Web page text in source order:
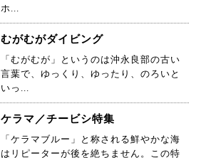
ホ...
むがむがダイビング
「むがむが」というのは沖永良部の古い
言葉で、ゆっくり、ゆったり、のろいと
いっ...
ケラマ／チービシ特集
「ケラマブルー」と称される鮮やかな海
はリピーターが後を絶ちません。この特